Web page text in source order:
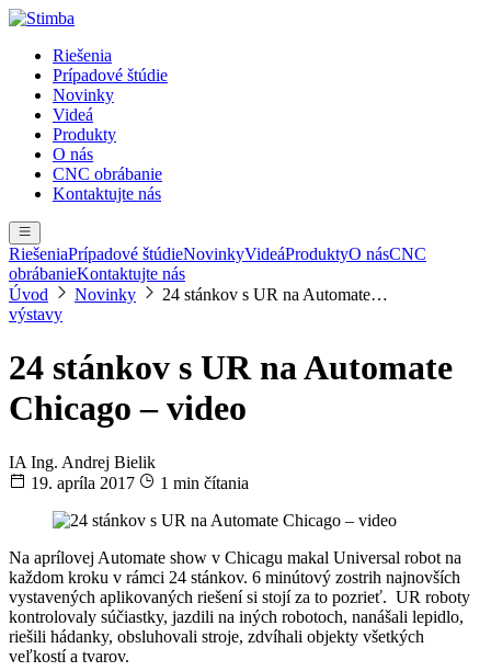
Riešenia
Prípadové štúdie
Novinky
Videá
Produkty
O nás
CNC obrábanie
Kontaktujte nás
RiešeniaPrípadové štúdieNovinkyVideáProduktyO násCNC
obrábanieKontaktujte nás
Úvod
Novinky
24 stánkov s UR na Automate…
výstavy
24 stánkov s UR na Automate
Chicago – video
IA Ing. Andrej Bielik
19. apríla 2017
1 min čítania
Na aprílovej Automate show v Chicagu makal Universal robot na
každom kroku v rámci 24 stánkov. 6 minútový zostrih najnovších
vystavených aplikovaných riešení si stojí za to pozrieť. UR roboty
kontrolovaly súčiastky, jazdili na iných robotoch, nanášali lepidlo,
riešili hádanky, obsluhovali stroje, zdvíhali objekty všetkých
veľkostí a tvarov.